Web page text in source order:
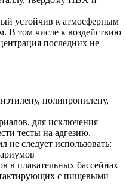
устойчив к атмосферным
В том числе к воздействию
последних не
полипропилену,
для исключения
тесты на адгезию.
не следует использовать:
в плавательных бассейнах
с пищевыми